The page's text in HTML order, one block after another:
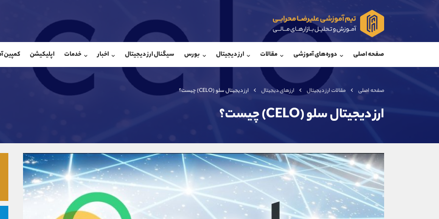
صفحه اصلی دوره‌های آموزشی مقالات ارز دیجیتال بورس سیگنال ارز دیجیتال اخبار خدمات اپلیکیشن کمپین
صفحه اصلی مقالات ارز دیجیتال ارزهای دیجیتال ارز دیجیتال سلو (CELO) چیست؟
ارز دیجیتال سلو (CELO) چیست؟
شروع گفتگو
@Armteam_admin_104
شروع گفتگو
@Armteam_admin_103
داخلی
واتساپ
تلفن
بدون پیش شماره
اینستاگرام
کانال تلگرام
کانال بله